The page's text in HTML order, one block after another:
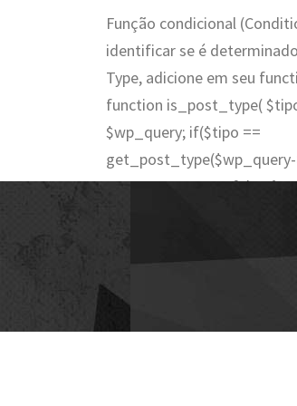
Função condicional
identificar se é
Type, adicione em seu
function is_post_type(
$wp_query; if($tipo ==
return true; return false; } …